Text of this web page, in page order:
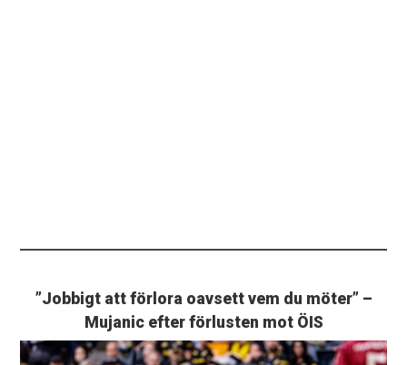
”Jobbigt att förlora oavsett vem du möter” –
Mujanic efter förlusten mot ÖIS